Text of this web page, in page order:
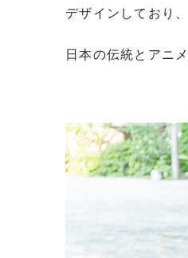
デザインしており、
日本の伝統とアニ